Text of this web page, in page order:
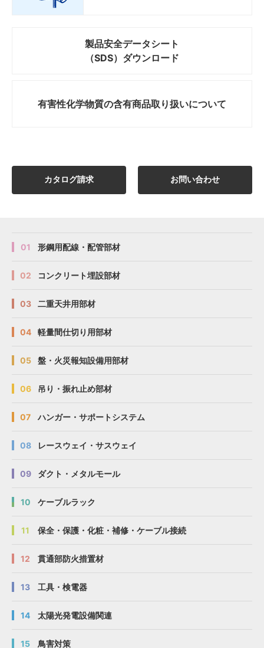
製品安全データシート
（SDS）ダウンロード
有害性化学物質の含有商品取り扱いについて
カタログ請求 お問い合わせ
01 形鋼用配線・配管部材
02 コンクリート埋設部材
03 二重天井用部材
04 軽量間仕切り用部材
05 盤・火災報知設備用部材
06 吊り・振れ止め部材
07 ハンガー・サポートシステム
08 レースウェイ・サスウェイ
09 ダクト・メタルモール
10 ケーブルラック
11 保全・保護・化粧・補修・ケーブル接続
12 貫通部防火措置材
13 工具・検電器
14 太陽光発電設備関連
15 鳥害対策